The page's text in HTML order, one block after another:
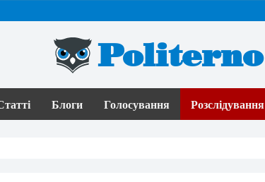
Politerno
Блоги Голосування Розслідування